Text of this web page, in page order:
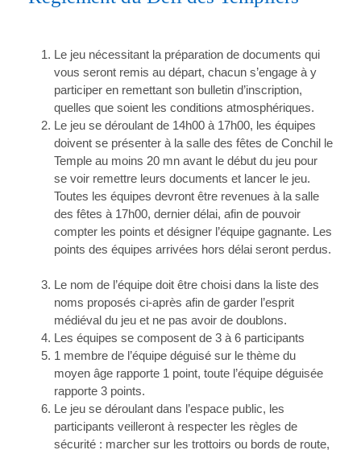
Le jeu nécessitant la préparation de documents qui
vous seront remis au départ, chacun s’engage à y
participer en remettant son bulletin d’inscription,
quelles que soient les conditions atmosphériques.
Le jeu se déroulant de 14h00 à 17h00, les équipes
doivent se présenter à la salle des fêtes de Conchil le
Temple au moins 20 mn avant le début du jeu pour
se voir remettre leurs documents et lancer le jeu.
Toutes les équipes devront être revenues à la salle
des fêtes à 17h00, dernier délai, afin de pouvoir
compter les points et désigner l’équipe gagnante. Les
points des équipes arrivées hors délai seront perdus.
Le nom de l’équipe doit être choisi dans la liste des
noms proposés ci-après afin de garder l’esprit
médiéval du jeu et ne pas avoir de doublons.
Les équipes se composent de 3 à 6 participants
1 membre de l’équipe déguisé sur le thème du
moyen âge rapporte 1 point, toute l’équipe déguisée
rapporte 3 points.
Le jeu se déroulant dans l’espace public, les
participants veilleront à respecter les règles de
sécurité : marcher sur les trottoirs ou bords de route,